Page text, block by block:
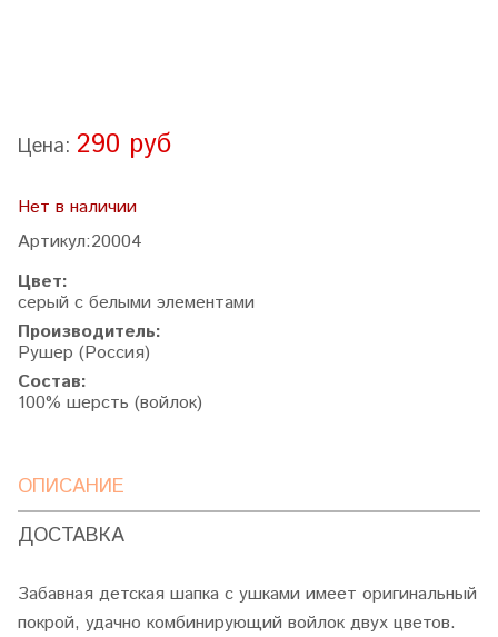
Цена: 290 руб
Нет в наличии
Артикул:20004
Цвет:
серый с белыми элементами
Производитель:
Рушер (Россия)
Состав:
100% шерсть (войлок)
ОПИСАНИЕ
ДОСТАВКА
Забавная детская шапка с ушками имеет оригинальный
покрой, удачно комбинирующий войлок двух цветов.